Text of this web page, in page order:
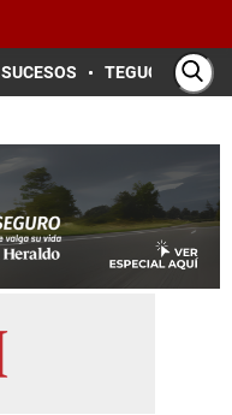
SUCESOS TEGUCIGALPA